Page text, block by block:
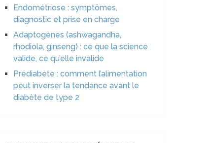
Endométriose : symptômes,
diagnostic et prise en charge
Adaptogènes (ashwagandha,
rhodiola, ginseng) : ce que la science
valide, ce qu’elle invalide
Prédiabète : comment l’alimentation
peut inverser la tendance avant le
diabète de type 2